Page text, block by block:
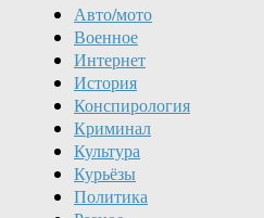
Авто/мото
Военное
Интернет
История
Конспирология
Криминал
Культура
Курьёзы
Политика